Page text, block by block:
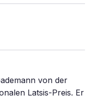
von der
Latsis-Preis. Er